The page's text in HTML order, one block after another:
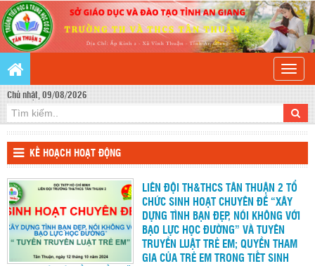
Toggle
Chủ nhật, 09/08/2026
KẾ HOẠCH HOẠT ĐỘNG
LIÊN ĐỘI TH&THCS TÂN THUẬN 2 TỔ
CHỨC SINH HOẠT CHUYÊN ĐỀ “XÂY
DỰNG TÌNH BẠN ĐẸP, NÓI KHÔNG VỚI
BẠO LỰC HỌC ĐƯỜNG” VÀ TUYÊN
TRUYỀN LUẬT TRẺ EM; QUYỀN THAM
GIA CỦA TRẺ EM TRONG TIẾT SINH